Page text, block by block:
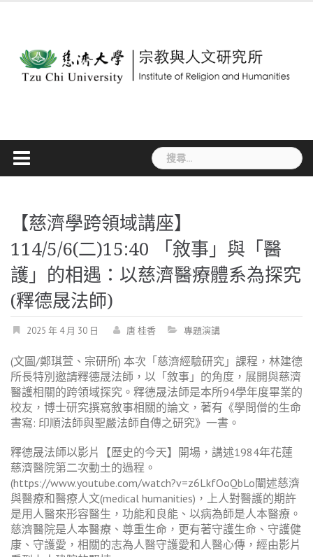
搜
尋
字:
【慈濟學跨領域講座】
114/5/6(二)15:40 「敘事」與「醫
護」的相遇：以慈濟醫療體系為探究
(釋德晟法師)
2025 年 4 月 30 日 唐 桂香 專題演講
(文圖/鄭琪萱、宗研所) 本次「慈濟經驗研究」課程，林建德
所長特別邀請釋德晟法師，以「敘事」的角度，展開與慈濟
醫護相關的跨領域探究。釋德晟法師是本所94學年度畢業的
校友，博士研究撰寫敘事相關的論文，著有《學問僧的生命
書寫: 印順法師與聖嚴法師自傳之研究》一書。
釋德晟法師以影片【歷史的今天】開場，講述1984年花蓮
慈濟醫院第二次動土的過程。
(https://www.youtube.com/watch?v=z6LkfOoQbLo闡述慈濟
與醫療和醫療人文(medical humanities)，上人對醫護的期許
是用人醫來形容醫生，功能和良能、以病為師是人本醫療。
慈濟醫院是人本醫療、尊重生命，更有著守護生命、守護健
康、守護愛，相關的志為人醫守護愛和人醫心傳，經由影片